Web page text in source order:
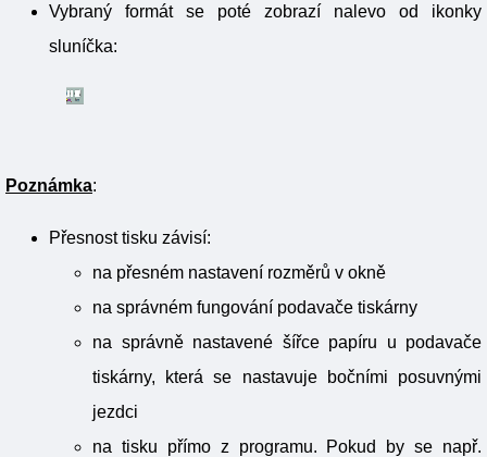
Vybraný formát se poté zobrazí nalevo od ikonky
sluníčka:
Poznámka:
Přesnost tisku závisí:
na přesném nastavení rozměrů v okně
na správném fungování podavače tiskárny
na správně nastavené šířce papíru u podavače
tiskárny, která se nastavuje bočními posuvnými
jezdci
na tisku přímo z programu. Pokud by se např.